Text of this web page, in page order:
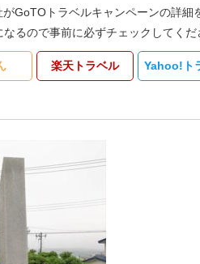
GoTOトラベルキャンペーンの詳細
なるので事前に必ずチェックしてくだ
楽天トラベル Yahoo!ト